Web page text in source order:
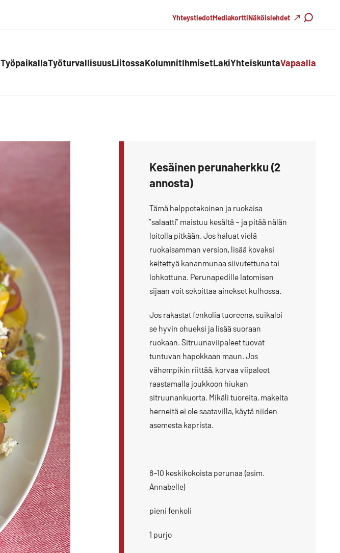
YhteystiedotMediakorttiNäköislehdet
Haku
TyöpaikallaTyöturvallisuusLiitossaKolumnitIhmisetLakiYhteiskuntaVapaalla
Kesäinen perunaherkku (2
annosta)
Tämä helppotekoinen ja ruokaisa
”salaatti” maistuu kesältä – ja pitää nälän
loitolla pitkään. Jos haluat vielä
ruokaisamman version, lisää kovaksi
keitettyä kananmunaa siivutettuna tai
lohkottuna. Perunapedille latomisen
sijaan voit sekoittaa ainekset kulhossa.
Jos rakastat fenkolia tuoreena, suikaloi
se hyvin ohueksi ja lisää suoraan
ruokaan. Sitruunaviipaleet tuovat
tuntuvan hapokkaan maun. Jos
vähempikin riittää, korvaa viipaleet
raastamalla joukkoon hiukan
sitruunankuorta. Mikäli tuoreita, makeita
herneitä ei ole saatavilla, käytä niiden
asemesta kaprista.
8–10 keskikokoista perunaa (esim.
Annabelle)
pieni fenkoli
1 purjo